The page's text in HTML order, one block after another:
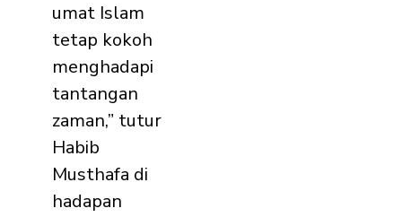
umat Islam
tetap kokoh
menghadapi
tantangan
zaman,” tutur
Habib
Musthafa di
hadapan